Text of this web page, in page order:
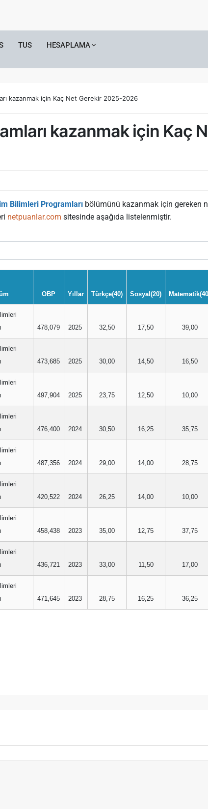
TUS HESAPLAMA
kazanmak için Kaç Net Gerekir 2025-2026
kazanmak için Kaç
Bilimleri Programları bölümünü kazanmak için gereken
netpuanlar.com sitesinde aşağıda listelenmiştir.
OBP Yıllar Türkçe(40) Sosyal(20)
478,079 2025 32,50 17,50 39,00
473,685 2025 30,00 14,50 16,50
497,904 2025 23,75 12,50 10,00
476,400 2024 30,50 16,25 35,75
487,356 2024 29,00 14,00 28,75
420,522 2024 26,25 14,00 10,00
458,438 2023 35,00 12,75 37,75
436,721 2023 33,00 11,50 17,00
471,645 2023 28,75 16,25 36,25